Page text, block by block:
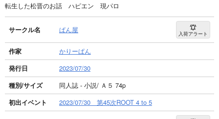
転生した松晋のお話 ハピエン 現パロ
サークル名 ぱん屋 入荷アラート
作家
かりーぱん
発行日
2023/07/30
種別/サイズ
同人誌 - 小説/ Ａ５ 74p
初出イベント
2023/07/30 第45次ROOT 4 to 5